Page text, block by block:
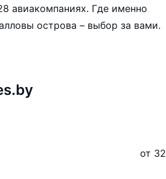
авиакомпаниях. Где именно
острова – выбор за вами.
от 32